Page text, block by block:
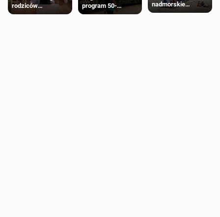
rodziców
pobierających Child
program 50-
procentowych
nadmorskie
miasteczko blisko